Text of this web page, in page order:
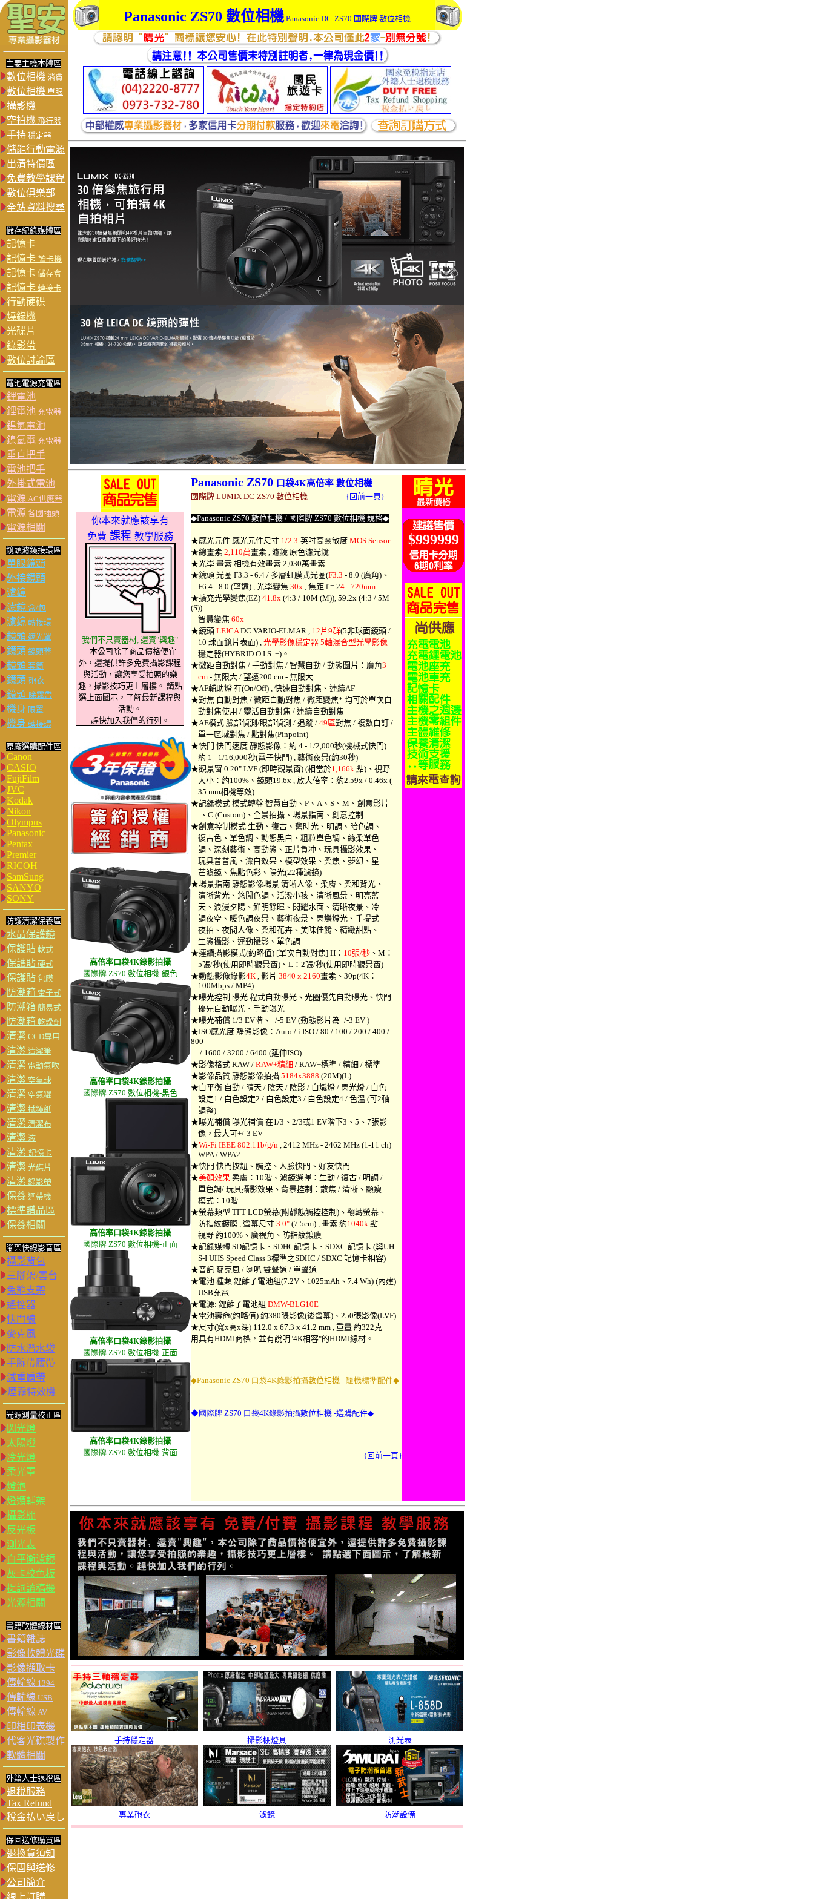
Panasonic ZS70 數位相機 Panasonic DC-ZS70 國際牌 數位相機
主要主機本體區
數位相機 消費
數位相機 單眼
攝影機
空拍機 飛行器
手持 穩定器
儲能行動電源
出清特價區
免費教學課程
數位俱樂部
全站資料搜尋
儲存紀錄媒體區
記憶卡
記憶卡 讀卡機
記憶卡 儲存盒
記憶卡 轉接卡
行動硬碟
燒錄機
光碟片
錄影帶
數位討論區
電池電源充電區
鋰電池
鋰電池 充電器
鎳氫電池
鎳氫電 充電器
垂直把手
電池把手
外掛式電池
電源 AC供應器
電源 各國插頭
電源相關
鏡頭濾鏡接環區
單眼鏡頭
外接鏡頭
濾鏡
濾鏡 盒/包
濾鏡 轉接環
鏡頭 遮光罩
鏡頭 鏡頭蓋
鏡頭 套筒
鏡頭 砲衣
鏡頭 除霧帶
機身 眼罩
機身 轉接環
原廠選購配件區
Canon
CASIO
FujiFilm
JVC
Kodak
Nikon
Olympus
Panasonic
Pentax
Premier
RICOH
SamSung
SANYO
SONY
防護清潔保養區
水晶保護鏡
保護貼 軟式
保護貼 硬式
保護貼 包膜
防潮箱 電子式
防潮箱 簡易式
防潮箱 乾燥劑
清潔 CCD專用
清潔 清潔筆
清潔 電動氣吹
清潔 空氣球
清潔 空氣罐
清潔 拭鏡紙
清潔 清潔布
清潔 液
清潔 記憶卡
清潔 光碟片
清潔 錄影帶
保養 迴帶機
標準贈品區
保養相關
腳架快線影音區
攝影背包
三腳架/雲台
兔籠支架
遙控器
快門線
麥克風
防水潛水袋
手腕帶腰帶
減重肩帶
煙霧特效機
光源測量校正區
閃光燈
太陽燈
冷光燈
柔光罩
燈泡
燈類輔架
攝影棚
反光板
測光表
白平衡濾鏡
灰卡校色板
提詞讀稿機
光源相關
書籍軟體線材區
書籍雜誌
影像軟體光碟
影像擷取卡
傳輸線 1394
傳輸線 USB
傳輸線 AV
印相印表機
代客光碟製作
軟體相關
外籍人士退稅區
退稅服務
Tax Refund
稅金払い戻し
保固送修購買區
退換貨須知
保固與送修
公司簡介
線上訂購
你本來就應該享有
免費 課程 教學服務
我們不只賣器材, 還賣"興趣"
本公司除了商品價格便宜
外，還提供許多免費攝影課程
與活動，讓您享受拍照的樂
趣，攝影技巧更上層樓。 請點
選上面圖示，了解最新課程與
活動。
趕快加入我們的行列。
高倍率口袋4K錄影拍攝
國際牌 ZS70 數位相機-銀色
高倍率口袋4K錄影拍攝
國際牌 ZS70 數位相機-黑色
高倍率口袋4K錄影拍攝
國際牌 ZS70 數位相機-正面
高倍率口袋4K錄影拍攝
國際牌 ZS70 數位相機-正面
高倍率口袋4K錄影拍攝
國際牌 ZS70 數位相機-背面
Panasonic ZS70 口袋4K高倍率 數位相機
國際牌 LUMIX DC-ZS70 數位相機 {回前一頁}
◆Panasonic ZS70 數位相機 / 國際牌 ZS70 數位相機規格◆
★感光元件 感光元件尺寸 1/2.3-英吋高靈敏度 MOS Sensor
★總畫素 2,110萬畫素 , 濾鏡 原色濾光鏡
★光學 畫素 相機有效畫素 2,030萬畫素
★鏡頭 光圈 F3.3 - 6.4 / 多層虹膜式光圈(F3.3 - 8.0 (廣角)、
F6.4 - 8.0 (望遠) , 光學變焦 30x, 焦距 f = 24 - 720mm
★擴充光學變焦(EZ)41.8x(4:3 / 10M (M)), 59.2x (4:3 / 5M
(S))
智慧變焦 60x
★鏡頭 LEICADC VARIO-ELMAR ,12片9群(5非球面鏡頭 /
10 球面鏡片表面) , 光學影像穩定器 5軸混合型光學影像
穩定器(HYBRID O.I.S. +)。
★微距自動對焦 / 手動對焦 / 智慧自動 / 動態圖片：廣角3
cm - 無限大 / 望遠200 cm - 無限大
★AF輔助燈 有(On/Off) , 快速自動對焦、連續AF
★對焦 自動對焦 / 微距自動對焦 / 微距變焦* 均可於單次自
動對焦使用 / 靈活自動對焦 / 連續自動對焦
★AF模式 臉部偵測/眼部偵測 / 追蹤 / 49區對焦 / 複數自訂 /
單一區域對焦 / 點對焦(Pinpoint)
★快門 快門速度 靜態影像：約 4 - 1/2,000秒(機械式快門)
約 1 - 1/16,000秒(電子快門) , 藝術夜景(約30秒)
★觀景窗 0.20" LVF (即時觀景窗) (相當於1,166k 點)、視野
大小：約100%、鏡頭19.6x , 放大倍率：約2.59x / 0.46x (
35 mm相機等效)
★記錄模式 模式轉盤 智慧自動、P、A、S、M、創意影片
、C (Custom)、全景拍攝、場景指南、創意控制
★創意控制模式 生動、復古、舊時光、明調、暗色調、
復古色、單色調、動態黑白、粗粒單色調、絲柔單色
調、深刻藝術、高動態、正片負冲、玩具攝影效果、
玩具普普風、漂白效果、模型效果、柔焦、夢幻、星
芒濾鏡、焦點色彩、陽光(22種濾鏡)
★場景指南 靜態影像場景 清晰人像、柔膚、柔和背光、
清晰背光、悠閒色調、活潑小孩、清晰風景、明亮藍
天、浪漫夕陽、鮮明餘暉、閃耀水面、清晰夜景、冷
調夜空、暖色調夜景、藝術夜景、閃爍燈光、手提式
夜拍、夜間人像、柔和花卉、美味佳餚、精緻甜點、
生態攝影、運動攝影、單色調
★連續攝影模式(約略值) [單次自動對焦] H： 10張/秒、M：
5張/秒(使用即時觀景窗)、L：2張/秒(使用即時觀景窗)
★動態影像錄影4K, 影片 3840 x 2160畫素、30p(4K：
100Mbps / MP4)
★曝光控制 曝光 程式自動曝光、光圈優先自動曝光、快門
優先自動曝光、手動曝光
★曝光補償 1/3 EV階、+/-5 EV (動態影片為+/-3 EV )
★ISO感光度 靜態影像：Auto / i.ISO / 80 / 100 / 200 / 400 /
800
/ 1600 / 3200 / 6400 (延伸ISO)
★影像格式 RAW / RAW+精細 / RAW+標準 / 精細 / 標準
★影像品質 靜態影像拍攝 5184x3888 (20M)(L)
★白平衡 自動 / 晴天 / 陰天 / 陰影 / 白熾燈 / 閃光燈 / 白色
設定1 / 白色設定2 / 白色設定3 / 白色設定4 / 色溫 (可2軸
調整)
★曝光補償 曝光補償 在1/3、2/3或1 EV階下3、5、7張影
像，最大可+/-3 EV
★Wi-Fi IEEE 802.11b/g/n, 2412 MHz - 2462 MHz (1-11 ch)
WPA / WPA2
★快門 快門按鈕、觸控、人臉快門、好友快門
★美顏效果柔膚：10階、濾鏡選擇：生動 / 復古 / 明調 /
單色調/ 玩具攝影效果、背景控制：散焦 / 清晰、顯瘦
模式：10階
★螢幕類型 TFT LCD螢幕(附靜態觸控控制)、翻轉螢幕、
防指紋鍍膜 , 螢幕尺寸3.0" (7.5cm) , 畫素 約1040k 點
視野 約100%、廣視角、防指紋鍍膜
★記錄媒體 SD記憶卡、SDHC記憶卡、SDXC 記憶卡 (與UH
S-I UHS Speed Class 3標準之SDHC / SDXC 記憶卡相容)
★音訊 麥克風 / 喇叭 雙聲道 / 單聲道
★電池 種類 鋰離子電池組(7.2V、1025mAh、7.4 Wh) (內建)
USB充電
★電源: 鋰離子電池組 DMW-BLG10E
★電池壽命(約略值) 約380張影像(後螢幕)、250張影像(LVF)
★尺寸(寬x高x深) 112.0 x 67.3 x 41.2 mm , 重量 約322克
用具有HDMI商標，並有說明"4K相容"的HDMI線材。
◆Panasonic ZS70 口袋4K錄影拍攝數位相機 - 隨機標準配件◆
◆國際牌 ZS70 口袋4K錄影拍攝數位相機 -選購配件◆
{回前一頁}
$999999
手持穩定器 攝影棚燈具 測光表
專業砲衣 濾鏡 防潮設備